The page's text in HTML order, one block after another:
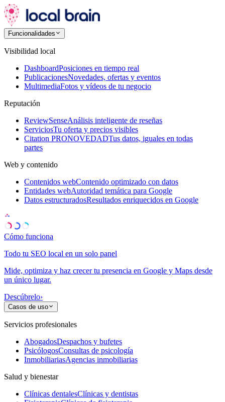
Funcionalidades
Visibilidad local
DashboardPosiciones en tiempo real
PublicacionesNovedades, ofertas y eventos
MultimediaFotos y vídeos de tu negocio
Reputación
ReviewSenseAnálisis inteligente de reseñas
ServiciosTu oferta y precios visibles
Citation PRONOVEDADTus datos, iguales en todas
partes
Web y contenido
Contenidos webContenido optimizado con datos
Entidades webAutoridad temática para Google
Datos estructuradosResultados enriquecidos en Google
Cómo funciona
Todo tu SEO local en un solo panel
Mide, optimiza y haz crecer tu presencia en Google y Maps desde
un único lugar.
Descúbrelo›
Casos de uso
Servicios profesionales
AbogadosDespachos y bufetes
PsicólogosConsultas de psicología
InmobiliariasAgencias inmobiliarias
Salud y bienestar
Clínicas dentalesClínicas y dentistas